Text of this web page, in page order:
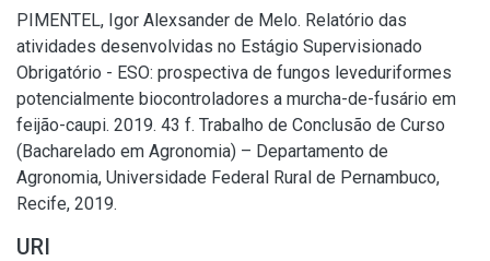
PIMENTEL, Igor Alexsander de Melo. Relatório das
atividades desenvolvidas no Estágio Supervisionado
Obrigatório - ESO: prospectiva de fungos leveduriformes
potencialmente biocontroladores a murcha-de-fusário em
feijão-caupi. 2019. 43 f. Trabalho de Conclusão de Curso
(Bacharelado em Agronomia) – Departamento de
Agronomia, Universidade Federal Rural de Pernambuco,
Recife, 2019.
URI